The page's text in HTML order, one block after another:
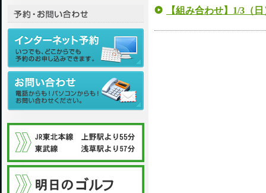
【組み合わせ】1/3（